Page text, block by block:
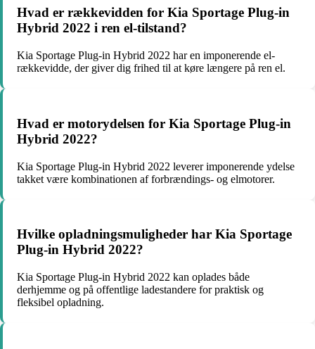
Hvad er rækkevidden for Kia Sportage Plug-in
Hybrid 2022 i ren el-tilstand?
Kia Sportage Plug-in Hybrid 2022 har en imponerende el-
rækkevidde, der giver dig frihed til at køre længere på ren el.
Hvad er motorydelsen for Kia Sportage Plug-in
Hybrid 2022?
Kia Sportage Plug-in Hybrid 2022 leverer imponerende ydelse
takket være kombinationen af forbrændings- og elmotorer.
Hvilke opladningsmuligheder har Kia Sportage
Plug-in Hybrid 2022?
Kia Sportage Plug-in Hybrid 2022 kan oplades både
derhjemme og på offentlige ladestandere for praktisk og
fleksibel opladning.